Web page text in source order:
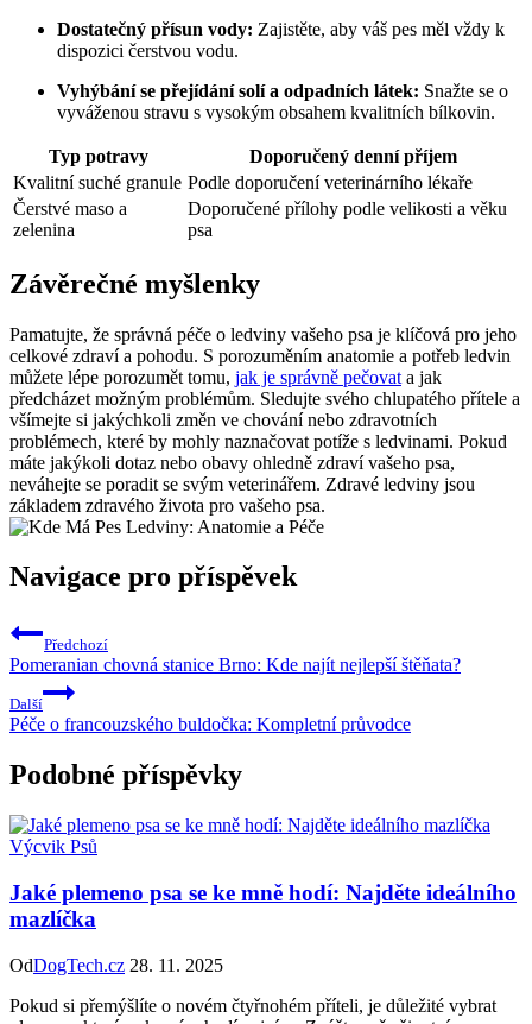
Dostatečný přísun ‌vody: Zajistěte, aby ⁤váš pes měl vždy ‌k
dispozici čerstvou vodu.
Vyhýbání se přejídání solí a odpadních látek: Snažte​ se o
vyváženou stravu s vysokým obsahem kvalitních bílkovin.
Typ potravy
Doporučený denní příjem
Kvalitní suché granule Podle doporučení veterinárního lékaře
Čerstvé maso a
zelenina
Doporučené přílohy podle velikosti a věku
⁢psa
Závěrečné myšlenky
Pamatujte, že správná péče o ledviny vašeho psa je klíčová pro jeho
celkové ⁢zdraví a pohodu. S porozuměním anatomie a potřeb ledvin
můžete lépe porozumět⁣ tomu, jak je správně pečovat a jak
předcházet možným problémům. Sledujte ⁣svého chlupatého přítele a
všímejte si jakýchkoli změn ve chování nebo zdravotních
problémech, které by​ mohly naznačovat potíže s ledvinami. Pokud
máte jakýkoli dotaz nebo ‌obavy ohledně⁢ zdraví vašeho psa,
neváhejte se poradit se⁣ svým veterinářem. ​Zdravé ledviny jsou
základem zdravého života pro vašeho psa.
Navigace pro příspěvek
Předchozí
Pomeranian chovná stanice Brno: Kde najít nejlepší štěňata?
Další
Péče o francouzského buldočka: Kompletní průvodce
Podobné příspěvky
Výcvik Psů
Jaké plemeno psa se ke mně hodí: Najděte ideálního
mazlíčka
OdDogTech.cz 28. 11. 2025
Pokud si přemýšlíte o novém čtyřnohém příteli, je důležité vybrat